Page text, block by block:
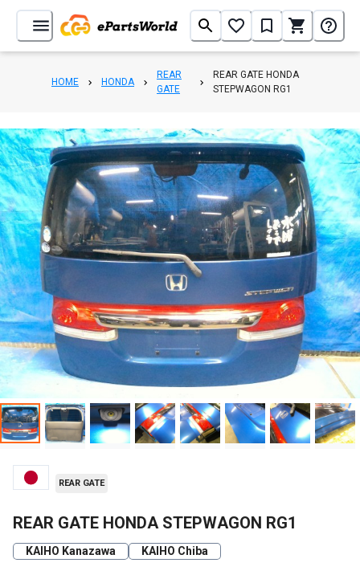
HOME HONDA
REAR
GATE
REAR GATE HONDA
STEPWAGON RG1
1/8
REAR GATE
REAR GATE HONDA STEPWAGON RG1
KAIHO Kanazawa KAIHO Chiba